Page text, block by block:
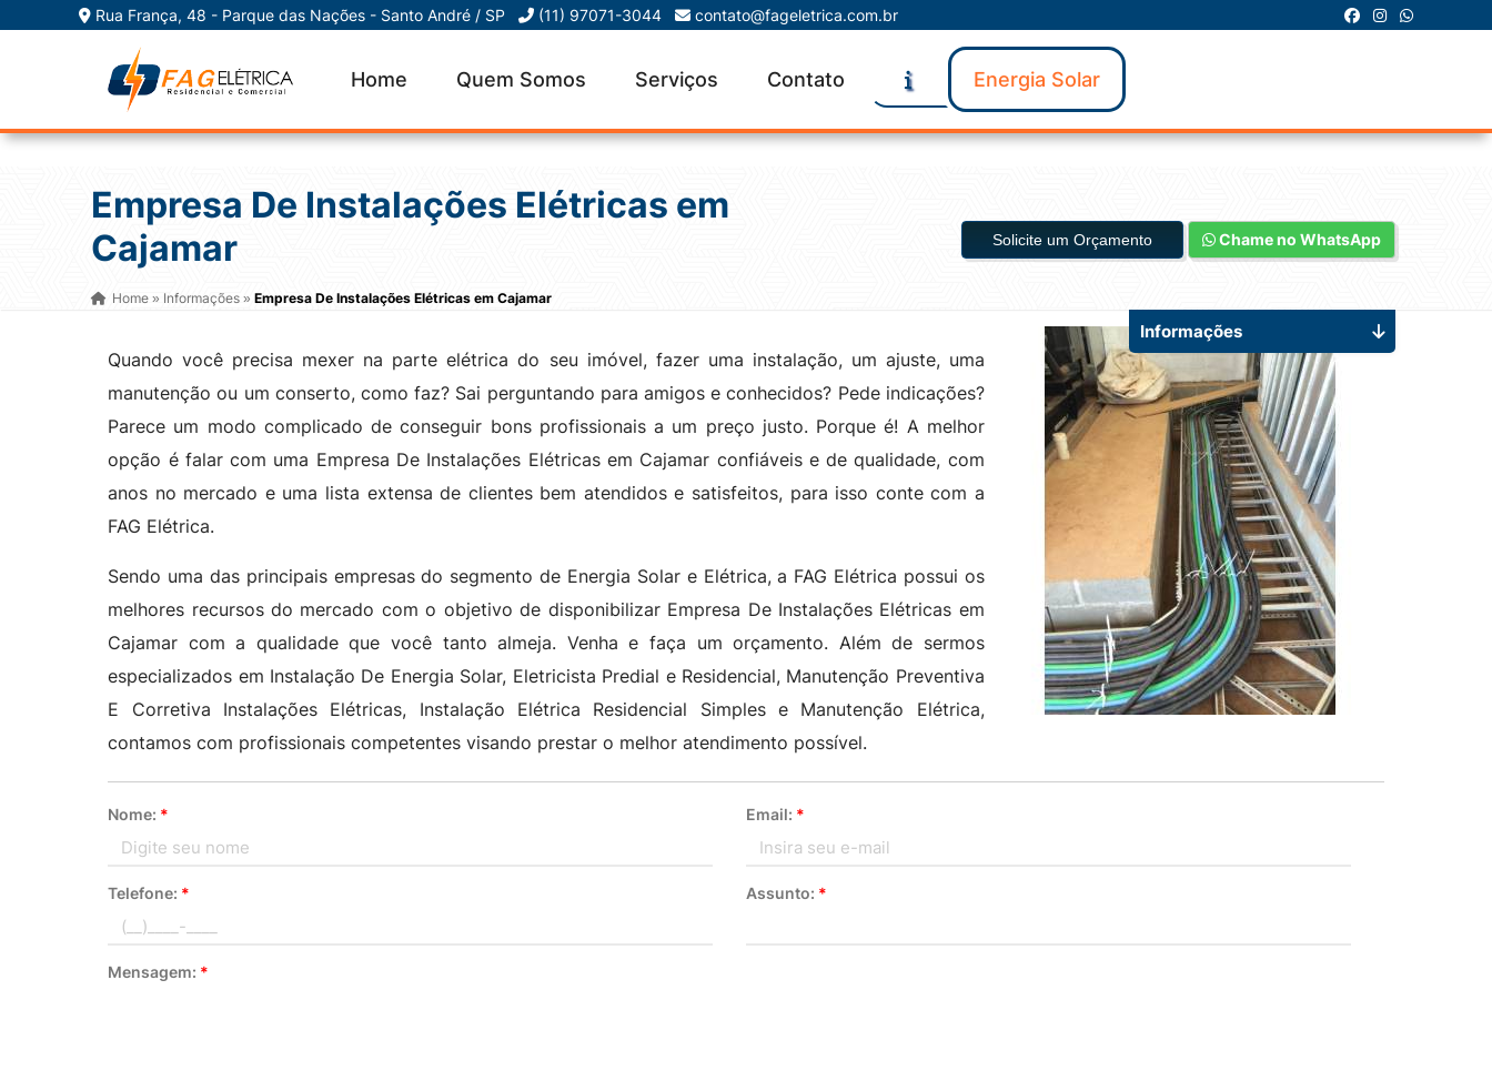
Rua França, 48 - Parque das Nações - Santo André / SP (11) 97071-3044 contato@fageletrica.com.br
Home Quem Somos Serviços Contato Energia Solar
Empresa De Instalações Elétricas em
Cajamar
Home » Informações » Empresa De Instalações Elétricas em Cajamar
Solicite um Orçamento Chame no WhatsApp
Quando você precisa mexer na parte elétrica do seu imóvel, fazer uma instalação, um ajuste, uma
manutenção ou um conserto, como faz? Sai perguntando para amigos e conhecidos? Pede indicações?
Parece um modo complicado de conseguir bons profissionais a um preço justo. Porque é! A melhor
opção é falar com uma Empresa De Instalações Elétricas em Cajamar confiáveis e de qualidade, com
anos no mercado e uma lista extensa de clientes bem atendidos e satisfeitos, para isso conte com a
FAG Elétrica.
Sendo uma das principais empresas do segmento de Energia Solar e Elétrica, a FAG Elétrica possui os
melhores recursos do mercado com o objetivo de disponibilizar Empresa De Instalações Elétricas em
Cajamar com a qualidade que você tanto almeja. Venha e faça um orçamento. Além de sermos
especializados em Instalação De Energia Solar, Eletricista Predial e Residencial, Manutenção Preventiva
E Corretiva Instalações Elétricas, Instalação Elétrica Residencial Simples e Manutenção Elétrica,
contamos com profissionais competentes visando prestar o melhor atendimento possível.
Nome: * Email: *
Telefone: * Assunto: *
Mensagem: *
Informações